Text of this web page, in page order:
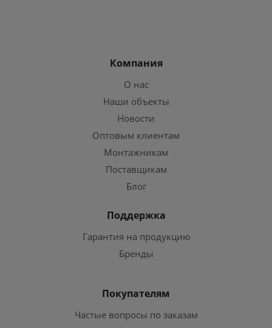
Компания
О нас
Наши объекты
Новости
Оптовым клиентам
Монтажникам
Поставщикам
Блог
Поддержка
Гарантия на продукцию
Бренды
Покупателям
Частые вопросы по заказам